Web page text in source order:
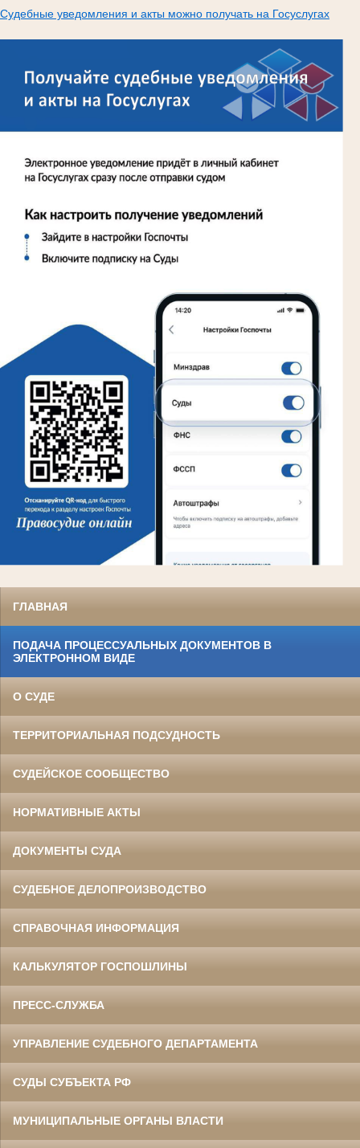
Судебные уведомления и акты можно получать на Госуслугах
ГЛАВНАЯ
ПОДАЧА ПРОЦЕССУАЛЬНЫХ ДОКУМЕНТОВ В
ЭЛЕКТРОННОМ ВИДЕ
О СУДЕ
ТЕРРИТОРИАЛЬНАЯ ПОДСУДНОСТЬ
СУДЕЙСКОЕ СООБЩЕСТВО
НОРМАТИВНЫЕ АКТЫ
ДОКУМЕНТЫ СУДА
СУДЕБНОЕ ДЕЛОПРОИЗВОДСТВО
СПРАВОЧНАЯ ИНФОРМАЦИЯ
КАЛЬКУЛЯТОР ГОСПОШЛИНЫ
ПРЕСС-СЛУЖБА
УПРАВЛЕНИЕ СУДЕБНОГО ДЕПАРТАМЕНТА
СУДЫ СУБЪЕКТА РФ
МУНИЦИПАЛЬНЫЕ ОРГАНЫ ВЛАСТИ